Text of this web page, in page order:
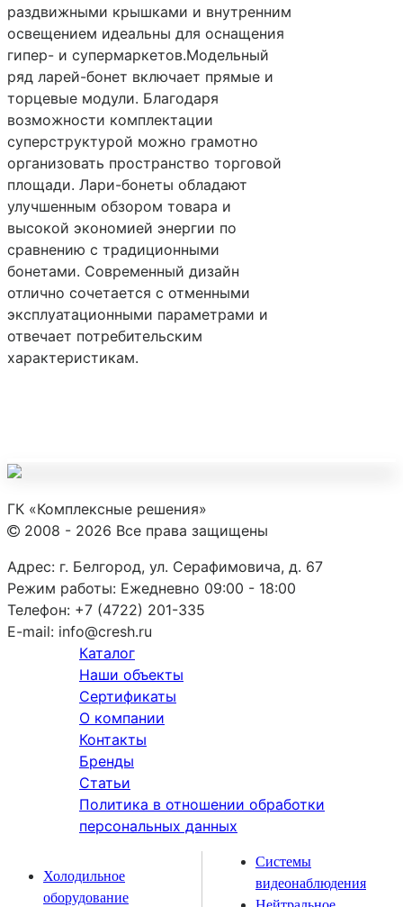
раздвижными крышками и внутренним
освещением идеальны для оснащения
гипер- и супермаркетов.Модельный
ряд ларей-бонет включает прямые и
торцевые модули. Благодаря
возможности комплектации
суперструктурой можно грамотно
организовать пространство торговой
площади. Лари-бонеты обладают
улучшенным обзором товара и
высокой экономией энергии по
сравнению с традиционными
бонетами. Современный дизайн
отлично сочетается с отменными
эксплуатационными параметрами и
отвечает потребительским
характеристикам.
ГК «Комплексные решения»
2008 - 2026 Все права защищены
Адрес: г. Белгород, ул. Серафимовича, д. 67
Режим работы: Ежедневно 09:00 - 18:00
Телефон: +7 (4722) 201-335
E-mail: info@cresh.ru
Каталог
Наши объекты
Сертификаты
О компании
Контакты
Бренды
Статьи
Политика в отношении обработки
персональных данных
Холодильное
оборудование
Системы
видеонаблюдения